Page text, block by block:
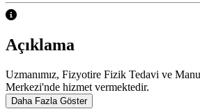
Açıklama
Uzmanımız, Fizyotire Fizik Tedavi ve
Merkezi'nde hizmet vermektedir.
Daha Fazla Göster